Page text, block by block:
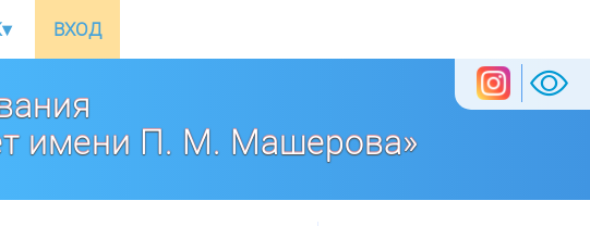
▾ ВХОД
имени П. М. Машерова»